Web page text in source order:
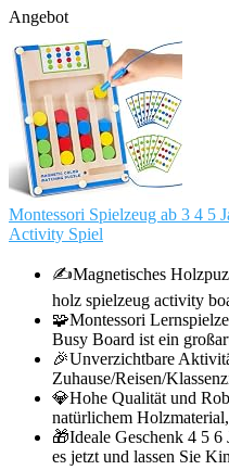
Angebot
Montessori Spielzeug ab 3 4 5
Activity Spiel
✍️Magnetisches
holz spielzeug activity
🧩Montessori
Busy Board ist ein
🎉Unverzichtbare
Zuhause/Reisen/
💎Hohe Qualität und
natürlichem
🎁Ideale Geschenk 4 5 6
es jetzt und lassen Sie